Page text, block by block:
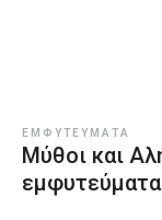
ΕΜΦΥΤΕΎΜΑΤΑ
Μύθοι και
εμφυτεύματα